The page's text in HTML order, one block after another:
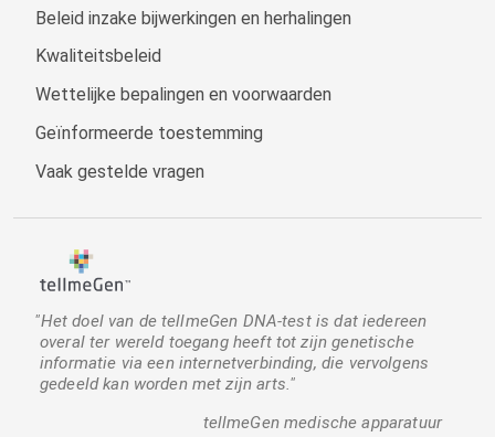
Beleid inzake bijwerkingen en herhalingen
Kwaliteitsbeleid
Wettelijke bepalingen en voorwaarden
Geïnformeerde toestemming
Vaak gestelde vragen
"Het doel van de tellmeGen DNA-test is dat iedereen
overal ter wereld toegang heeft tot zijn genetische
informatie via een internetverbinding, die vervolgens
gedeeld kan worden met zijn arts."
tellmeGen medische apparatuur